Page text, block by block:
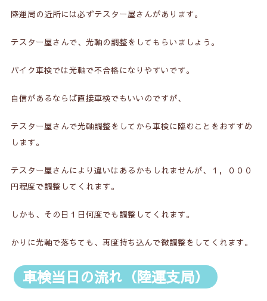
陸運局の近所には必ずテスター屋さんがあります。
テスター屋さんで、光軸の調整をしてもらいましょう。
バイク車検では光軸で不合格になりやすいです。
自信があるならば直接車検でもいいのですが、
テスター屋さんで光軸調整をしてから車検に臨むことをおすすめ
します。
テスター屋さんにより違いはあるかもしれませんが、１，０００
円程度で調整してくれます。
しかも、その日１日何度でも調整してくれます。
かりに光軸で落ちても、再度持ち込んで微調整をしてくれます。
車検当日の流れ（陸運支局）